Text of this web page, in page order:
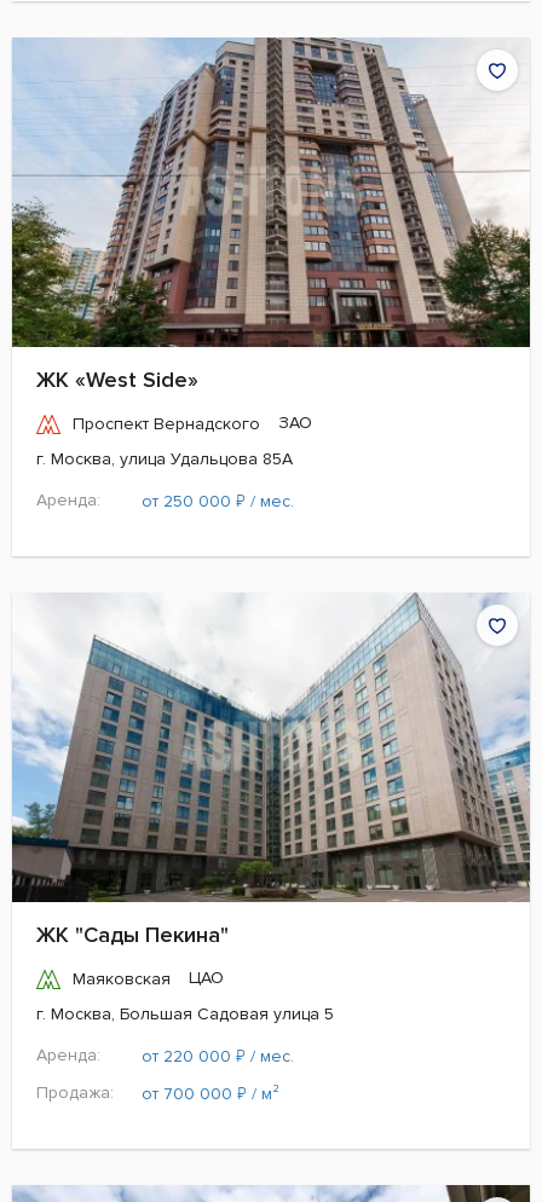
ЖК «West Side»
Проспект Вернадского
ЗАО
г. Москва, улица Удальцова 85А
Аренда:
от 250 000 ₽ / мес.
ЖК "Сады Пекина"
Маяковская
ЦАО
г. Москва, Большая Садовая улица 5
Аренда:
от 220 000 ₽ / мес.
Продажа:
от 700 000 ₽ / м²